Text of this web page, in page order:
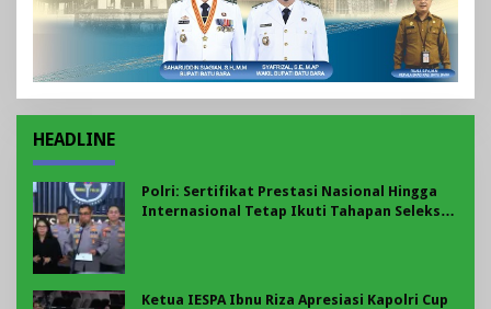
HEADLINE
Polri: Sertifikat Prestasi Nasional Hingga
Internasional Tetap Ikuti Tahapan Seleksi
Ketua IESPA Ibnu Riza Apresiasi Kapolri Cup